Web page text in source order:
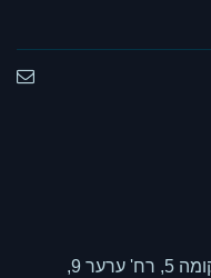
מרכז עזריאלי, בית שמעון, קומה 5, רח' ערער 9,